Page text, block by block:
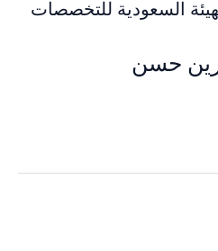
السعودية للتخصصات
حسن